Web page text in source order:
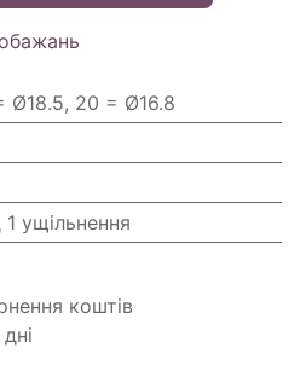
Ø18.5, 20 = Ø16.8
1 ущільнення
коштів